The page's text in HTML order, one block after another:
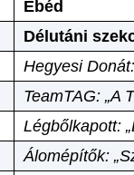
Ebéd
Délutáni
Hegyesi
TeamTAG: „A
Légbőlkapott:
Álomépítők: